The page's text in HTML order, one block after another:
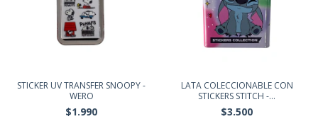
STICKER UV TRANSFER SNOOPY -
WERO
$1.990
LATA COLECCIONABLE CON
STICKERS STITCH -...
$3.500